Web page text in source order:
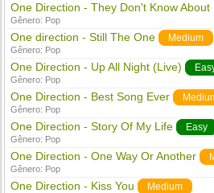
One Direction - They Don't Know About
Gênero: Pop
One direction - Still The One Medium
Gênero: Pop
One Direction - Up All Night (Live)
Gênero: Pop
One Direction - Best Song Ever
Gênero: Pop
One Direction - Story Of My Life Easy
Gênero: Pop
One Direction - One Way Or Another
Gênero: Pop
One Direction - Kiss You Medium